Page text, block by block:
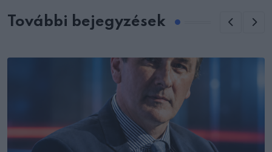
További bejegyzések